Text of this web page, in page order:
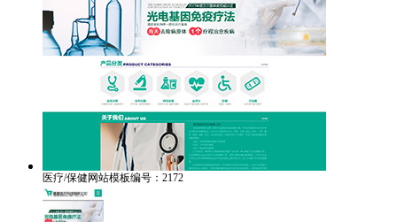
医疗/保健网站模板编号：2172